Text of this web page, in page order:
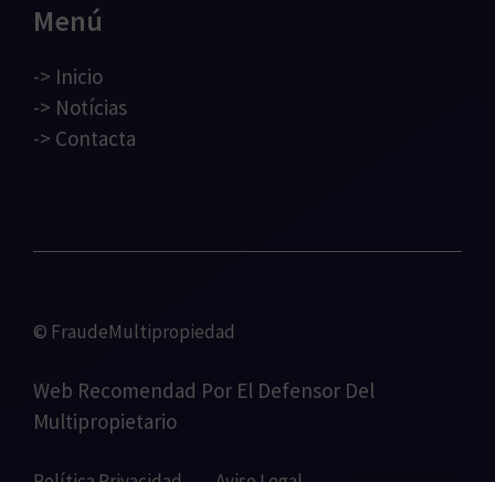
Menú
-> Inicio
-> Notícias
-> Contacta
© FraudeMultipropiedad
Web Recomendad Por El Defensor Del
Multipropietario